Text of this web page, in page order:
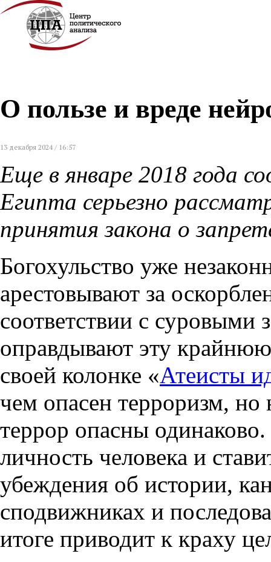
О пользе и вреде
13 декабря 2024 / 16:57
Еще в январе 2018 года
Египта серьезно
принятия закона о
Богохульство уже
арестовывают за
соответствии с суровыми
оправдывают эту
своей колонке «Атеисты
чем опасен терроризм, но
террор опасны
личность человека и
убеждения об истории,
сподвижниках и
итоге приводит к краху